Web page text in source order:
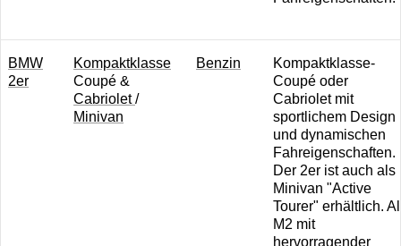
BMW
2er
K ompaktklasse
Coupé &
Cabriolet/
M inivan
B enzin
Kompaktklasse-
Coupé oder
Cabriolet mit
sportlichem Design
und dynamischen
Fahreigenschaften.
Der 2er ist auch als
Minivan "Active
Tourer" erhältlich.
M2 mit
hervorragender